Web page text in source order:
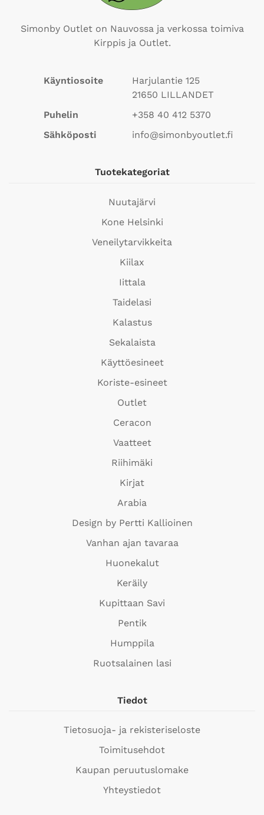
Simonby Outlet on Nauvossa ja verkossa toimiva
Kirppis ja Outlet.
Käyntiosoite
Harjulantie 125
21650 LILLANDET
Puhelin
+358 40 412 5370
Sähköposti
info@simonbyoutlet.fi
Tuotekategoriat
Nuutajärvi
Kone Helsinki
Veneilytarvikkeita
Kiilax
Iittala
Taidelasi
Kalastus
Sekalaista
Käyttöesineet
Koriste-esineet
Outlet
Ceracon
Vaatteet
Riihimäki
Kirjat
Arabia
Design by Pertti Kallioinen
Vanhan ajan tavaraa
Huonekalut
Keräily
Kupittaan Savi
Pentik
Humppila
Ruotsalainen lasi
Tiedot
Tietosuoja- ja rekisteriseloste
Toimitusehdot
Kaupan peruutuslomake
Yhteystiedot